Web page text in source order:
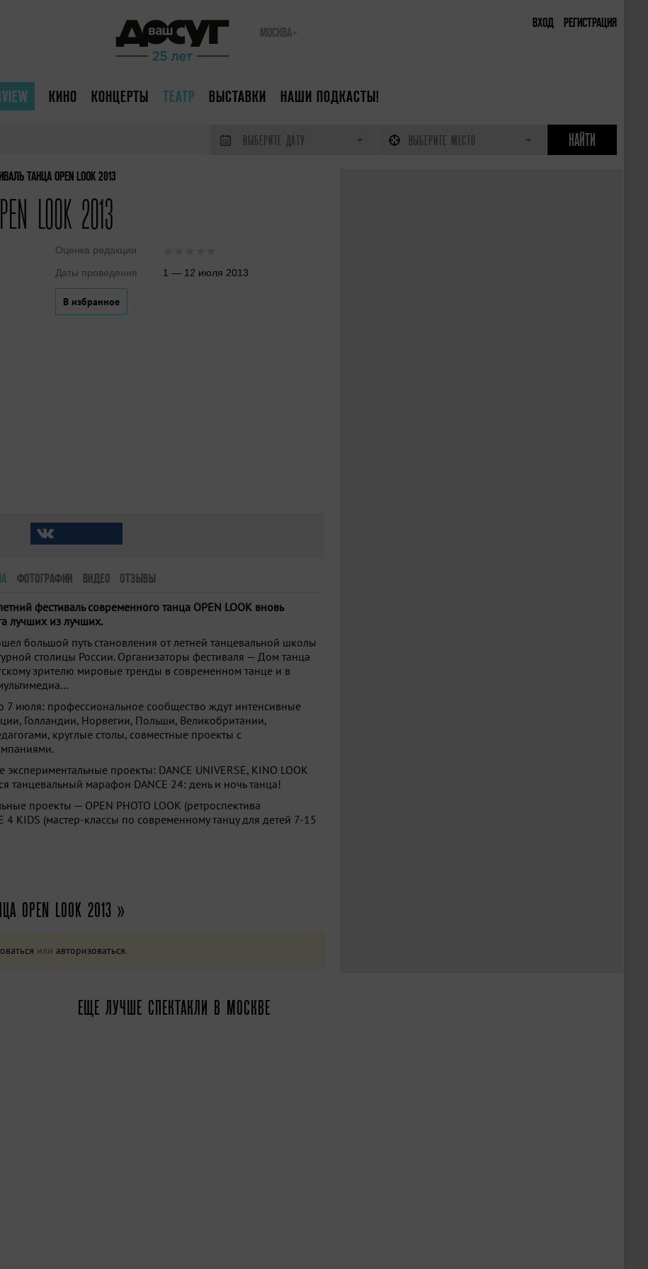
ВХОД РЕГИСТРАЦИЯ
МОСКВА
КИНО КОНЦЕРТЫ ТЕАТР ВЫСТАВКИ НАШИ ПОДКАСТЫ!
ВЫБЕРИТЕ ДАТУ ВЫБЕРИТЕ МЕСТО
ТАНЦА OPEN LOOK 2013
LOOK 2013
Оценка редакции
Даты проведения
1 — 12 июля 2013
В избранное
ФОТОГРАФИИ ВИДЕО ОТЗЫВЫ
фестиваль современного танца OPEN LOOK вновь
лучших из лучших.
большой путь становления от летней танцевальной школы
столицы России. Организаторы фестиваля — Дом танца
зрителю мировые тренды в современном танце и в
июля: профессиональное сообщество ждут интенсивные
Голландии, Норвегии, Польши, Великобритании,
круглые столы, совместные проекты с
проекты: DANCE UNIVERSE, KINO LOOK
танцевальный марафон DANCE 24: день и ночь танца!
проекты — OPEN PHOTO LOOK (ретроспектива
KIDS (мастер-классы по современному танцу для детей 7-15
LOOK 2013 »
или авторизоваться.
ЕЩЕ ЛУЧШЕ СПЕКТАКЛИ В МОСКВЕ